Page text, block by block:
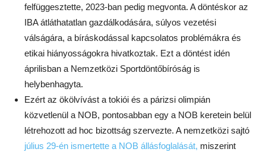
felfüggesztette, 2023-ban pedig megvonta. A döntéskor az
IBA átláthatatlan gazdálkodására, súlyos vezetési
válságára, a bíráskodással kapcsolatos problémákra és
etikai hiányosságokra hivatkoztak. Ezt a döntést idén
áprilisban a Nemzetközi Sportdöntőbíróság is
helybenhagyta.
Ezért az ökölvívást a tokiói és a párizsi olimpián
közvetlenül a NOB, pontosabban egy a NOB keretein belül
létrehozott ad hoc bizottság szervezte. A nemzetközi sajtó
július 29-én ismertette a NOB állásfoglalását, miszerint